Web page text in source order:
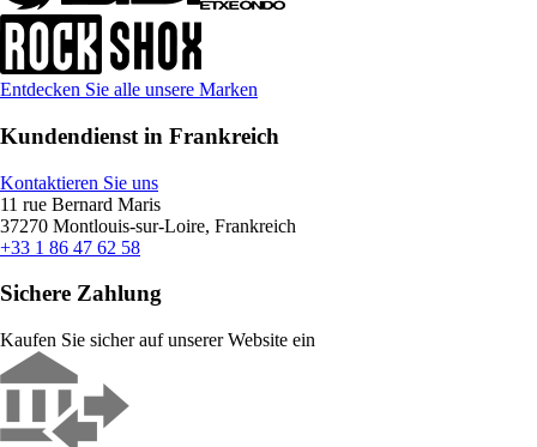
Entdecken Sie alle unsere Marken
Kundendienst in Frankreich
Kontaktieren Sie uns
11 rue Bernard Maris
37270 Montlouis-sur-Loire, Frankreich
+33 1 86 47 62 58
Sichere Zahlung
Kaufen Sie sicher auf unserer Website ein